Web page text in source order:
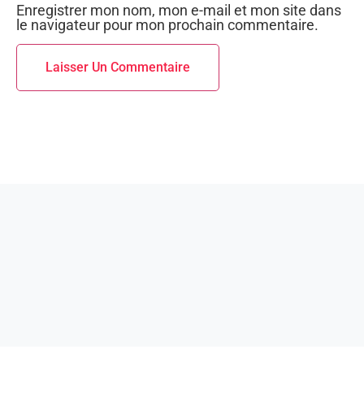
Enregistrer mon nom, mon e-mail et mon site dans
le navigateur pour mon prochain commentaire.